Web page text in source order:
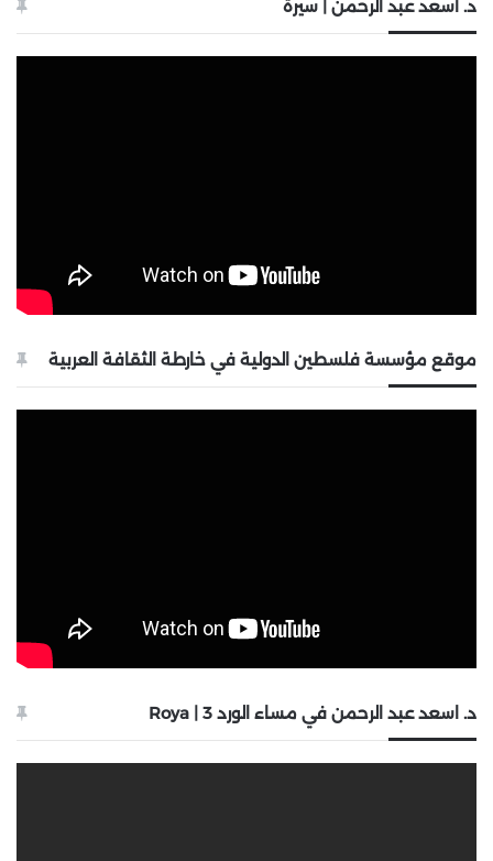
د. أسعد عبد الرحمن | سيرة
موقع مؤسسة فلسطين الدولية في خارطة الثقافة العربية
د. اسعد عبد الرحمن في مساء الورد 3 | Roya